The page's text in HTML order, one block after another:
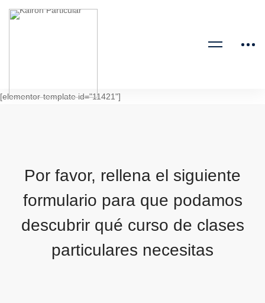
[elementor-template id="11421"]
Por favor, rellena el siguiente
formulario para que podamos
descubrir qué curso de clases
particulares necesitas